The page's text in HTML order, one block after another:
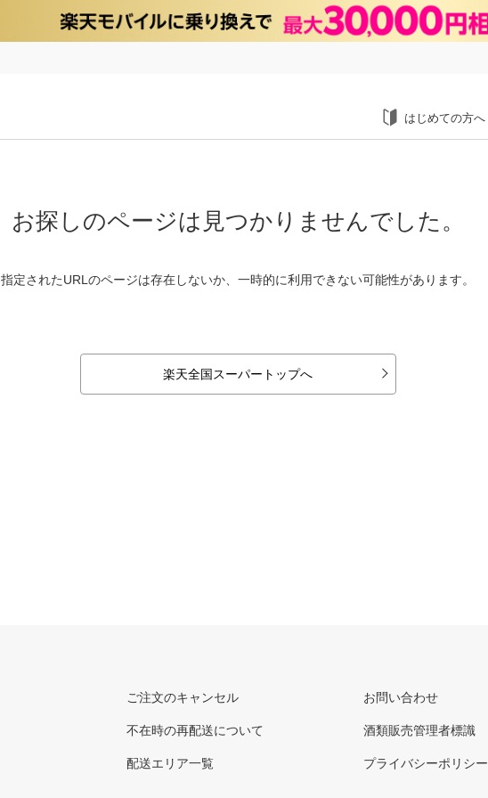
はじめての方へ
お探しのページは見つかりませんでした。
指定されたURLのページは存在しないか、一時的に利用できない可能性があります。
楽天全国スーパートップへ
ご注文のキャンセル
不在時の再配送について
配送エリア一覧
お問い合わせ
酒類販売管理者標識
プライバシーポリシー